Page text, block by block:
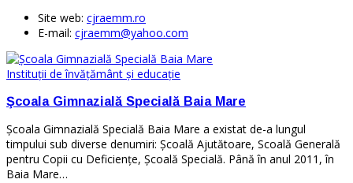
Site web: cjraemm.ro
E-mail: cjraemm@yahoo.com
Instituţii de învăţământ şi educaţie
Şcoala Gimnazială Specială Baia Mare
Şcoala Gimnazială Specială Baia Mare a existat de-a lungul
timpului sub diverse denumiri: Şcoală Ajutătoare, Scoală Generală
pentru Copii cu Deficienţe, Școală Specială. Până în anul 2011, în
Baia Mare…